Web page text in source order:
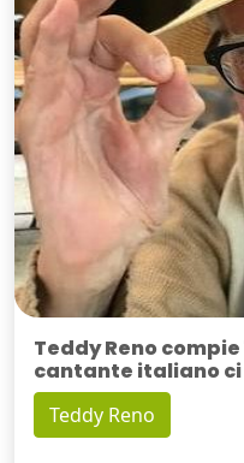
Teddy Reno
cantante italiano
Teddy Reno